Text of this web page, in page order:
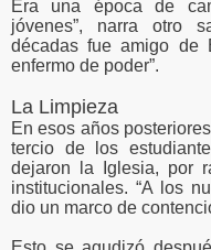
Era una época de
jóvenes”, narra otro
décadas fue amigo de
enfermo de poder”.
La Limpieza
En esos años
tercio de los
dejaron la Iglesia, por
institucionales. “A los
dio un marco de